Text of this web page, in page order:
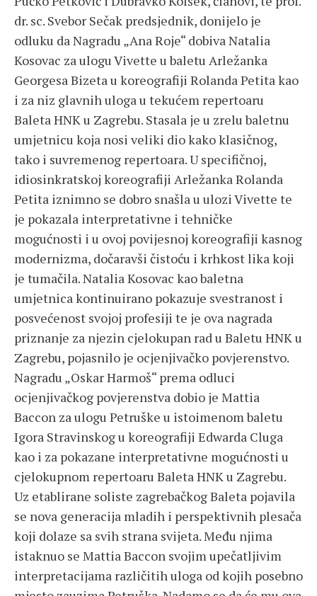
dr. sc. Svebor Sečak predsjednik, donijelo je
odluku da Nagradu „Ana Roje“ dobiva Natalia
Kosovac za ulogu Vivette u baletu Arležanka
Georgesa Bizeta u koreografiji Rolanda Petita kao
i za niz glavnih uloga u tekućem repertoaru
Baleta HNK u Zagrebu. Stasala je u zrelu baletnu
umjetnicu koja nosi veliki dio kako klasičnog,
tako i suvremenog repertoara. U specifičnoj,
idiosinkratskoj koreografiji Arležanka Rolanda
Petita iznimno se dobro snašla u ulozi Vivette te
je pokazala interpretativne i tehničke
mogućnosti i u ovoj povijesnoj koreografiji kasnog
modernizma, dočaravši čistoću i krhkost lika koji
je tumačila. Natalia Kosovac kao baletna
umjetnica kontinuirano pokazuje svestranost i
posvećenost svojoj profesiji te je ova nagrada
priznanje za njezin cjelokupan rad u Baletu HNK u
Zagrebu, pojasnilo je ocjenjivačko povjerenstvo.
Nagradu „Oskar Harmoš“ prema odluci
ocjenjivačkog povjerenstva dobio je Mattia
Baccon za ulogu Petruške u istoimenom baletu
Igora Stravinskog u koreografiji Edwarda Cluga
kao i za pokazane interpretativne mogućnosti u
cjelokupnom repertoaru Baleta HNK u Zagrebu.
Uz etablirane soliste zagrebačkog Baleta pojavila
se nova generacija mladih i perspektivnih plesača
koji dolaze sa svih strana svijeta. Među njima
istaknuo se Mattia Baccon svojim upečatljivim
interpretacijama različitih uloga od kojih posebno